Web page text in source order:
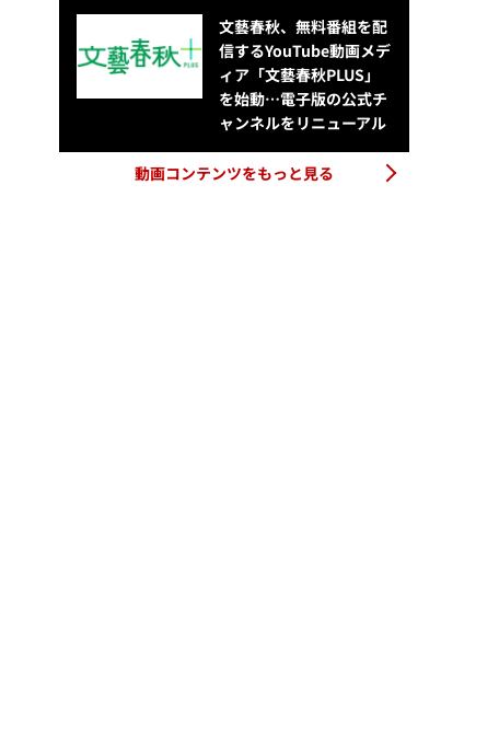
文藝春秋、無料番組を配
信するYouTube動画メデ
ィア「文藝春秋PLUS」
を始動…電子版の公式チ
ャンネルをリニューアル
動画コンテンツをもっと見る